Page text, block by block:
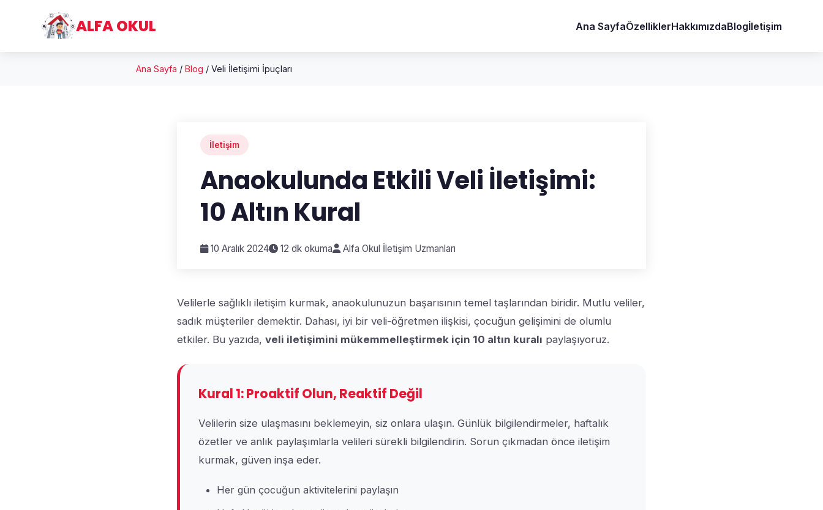
ALFA OKUL Ana SayfaÖzelliklerHakkımızdaBlogİletişim
Ana Sayfa / Blog / Veli İletişimi İpuçları
İletişim
Anaokulunda Etkili Veli İletişimi:
10 Altın Kural
10 Aralık 2024 12 dk okuma Alfa Okul İletişim Uzmanları
Velilerle sağlıklı iletişim kurmak, anaokulunuzun başarısının temel taşlarından biridir. Mutlu veliler,
sadık müşteriler demektir. Dahası, iyi bir veli-öğretmen ilişkisi, çocuğun gelişimini de olumlu
etkiler. Bu yazıda,veli iletişimini mükemmelleştirmek için 10 altın kuralı paylaşıyoruz.
Kural 1: Proaktif Olun, Reaktif Değil
Velilerin size ulaşmasını beklemeyin, siz onlara ulaşın. Günlük bilgilendirmeler, haftalık
özetler ve anlık paylaşımlarla velileri sürekli bilgilendirin. Sorun çıkmadan önce iletişim
kurmak, güven inşa eder.
Her gün çocuğun aktivitelerini paylaşın